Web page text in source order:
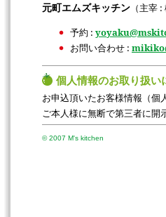
元町エムズキッチン （主宰
予約 :
お問い合わせ :
個人情報のお取り扱い
お申込頂いたお客様情報（個
ご本人様に無断で第三者に開
© 2007 M's kitchen